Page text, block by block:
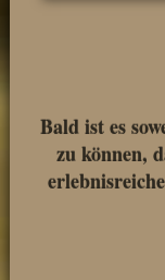
Bald ist es
zu können,